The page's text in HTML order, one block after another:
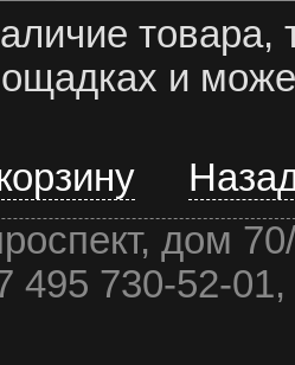
товара,
и
дом
495 730-52-